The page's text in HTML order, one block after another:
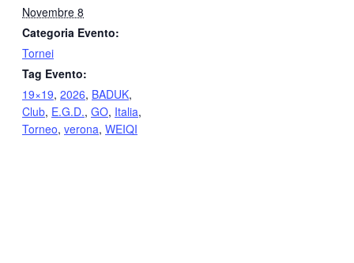
Novembre 8
Categoria Evento:
Tornei
Tag Evento:
19×19, 2026, BADUK,
Club, E.G.D., GO, Italia,
Torneo, verona, WEIQI